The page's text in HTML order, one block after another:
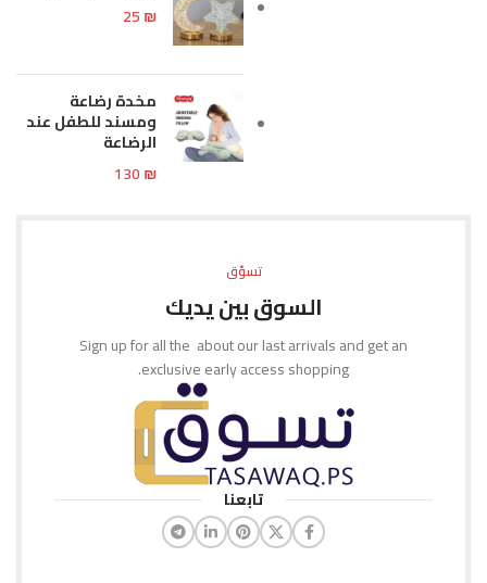
25₪
مخدة رضاعة
ومسند للطفل عند
الرضاعة
130₪
تسوّق
السوق بين يديك
Sign up for all the about our last arrivals and get an
exclusive early access shopping.
تابعنا